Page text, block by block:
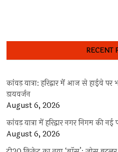
RECENT
कांवड़ यात्रा: हरिद्वार में आज से हाईवे
डायवर्जन
August 6, 2026
कांवड़ यात्रा में हरिद्वार नगर निगम की
August 6, 2026